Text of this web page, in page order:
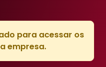
para acessar os
empresa.